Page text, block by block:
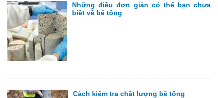
Những điều đơn giản có thể bạn chưa
biết về bê tông
Cách kiểm tra chất lượng bê tông